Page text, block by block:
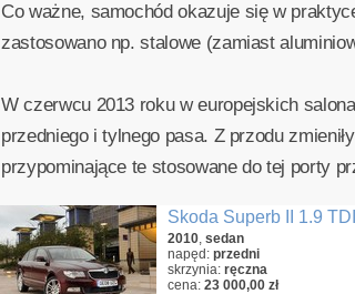
Co ważne, samochód okazuje się w
zastosowano np. stalowe (zamiast
W czerwcu 2013 roku w europejskich
przedniego i tylnego pasa. Z przodu
przypominające te stosowane do tej porty
Skoda Superb II 1.9
2010, sedan
napęd: przedni
skrzynia: ręczna
cena: 23 000,00 zł